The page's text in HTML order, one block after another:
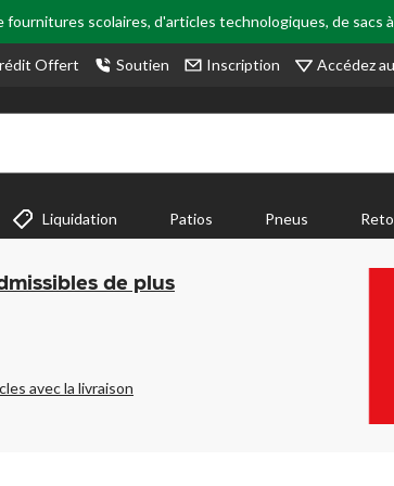
fournitures scolaires, d'articles technologiques, de sacs
Offert Soutien Inscription Accédez
Liquidation Patios Pneus
de plus
avec la livraison